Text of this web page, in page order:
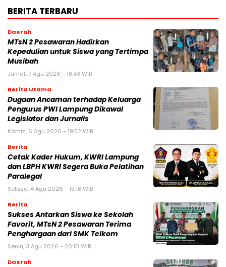
BERITA TERBARU
Daerah
MTsN 2 Pesawaran Hadirkan
Kepedulian untuk Siswa yang Tertimpa
Musibah
Jumat, 7 Agu 2026 - 18:43 WIB
Berita Utama
Dugaan Ancaman terhadap Keluarga
Pengurus PWI Lampung Dikawal
Legislator dan Jurnalis
Kamis, 6 Agu 2026 - 19:52 WIB
Berita
Cetak Kader Hukum, KWRI Lampung
dan LBPH KWRI Segera Buka Pelatihan
Paralegal
Selasa, 4 Agu 2026 - 19:18 WIB
Berita
Sukses Antarkan Siswa ke Sekolah
Favorit, MTsN 2 Pesawaran Terima
Penghargaan dari SMK Telkom
Senin, 3 Agu 2026 - 20:10 WIB
Daerah